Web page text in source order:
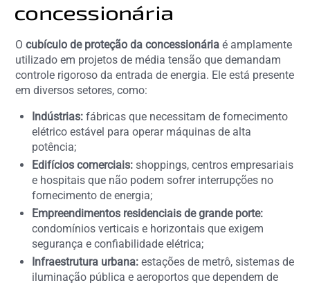
concessionária
Ocubículo de proteção da concessionária é amplamente
utilizado em projetos de média tensão que demandam
controle rigoroso da entrada de energia. Ele está presente
em diversos setores, como:
Indústrias: fábricas que necessitam de fornecimento
elétrico estável para operar máquinas de alta
potência;
Edifícios comerciais: shoppings, centros empresariais
e hospitais que não podem sofrer interrupções no
fornecimento de energia;
Empreendimentos residenciais de grande porte:
condomínios verticais e horizontais que exigem
segurança e confiabilidade elétrica;
Infraestrutura urbana: estações de metrô, sistemas de
iluminação pública e aeroportos que dependem de